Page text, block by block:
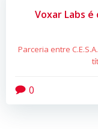
Voxar Labs
Parceria entre
0